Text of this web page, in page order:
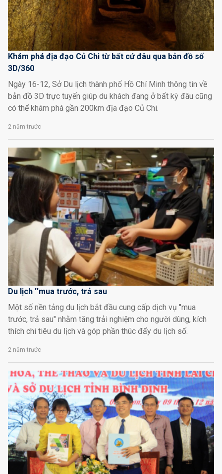
Khám phá địa đạo Củ Chi từ bất cứ đâu qua bản đồ số
3D/360
Ngày 16-12, Sở Du lịch thành phố Hồ Chí Minh thông tin về
bản đồ 3D trực tuyến giúp du khách đang ở bất kỳ đâu cũng
có thể khám phá gần 200km địa đạo Củ Chi.
2 năm trước
Du lịch ''mua trước, trả sau
Một số nền tảng du lịch bắt đầu cung cấp dịch vụ "mua
trước, trả sau" nhằm tăng trải nghiệm cho người dùng, kích
thích chi tiêu du lịch và góp phần thúc đẩy du lịch số.
2 năm trước